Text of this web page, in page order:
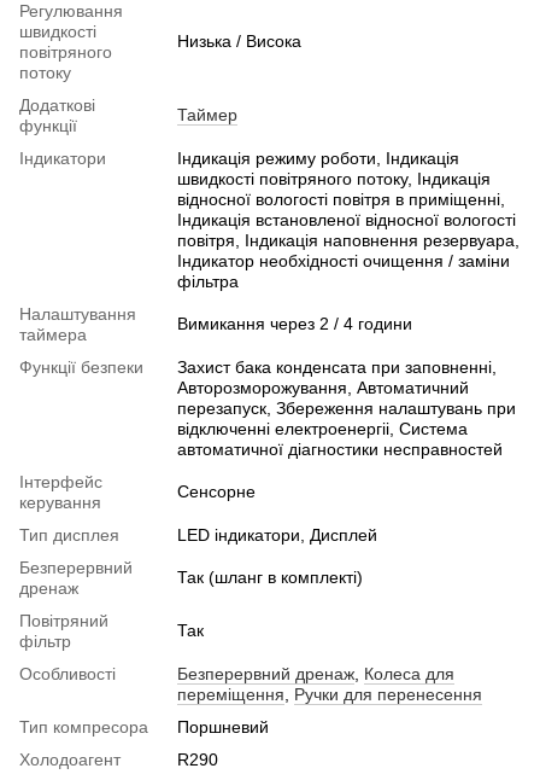
Регулювання
швидкості
повітряного
потоку
Низька / Висока
Додаткові
функції
Таймер
Індикатори
Індикація режиму роботи, Індикація
швидкості повітряного потоку, Індикація
відносної вологості повітря в приміщенні,
Індикація встановленої відносної вологості
повітря, Індикація наповнення резервуара,
Індикатор необхідності очищення / заміни
фільтра
Налаштування
таймера
Вимикання через 2 / 4 години
Функції безпеки
Захист бака конденсата при заповненні,
Авторозморожування, Автоматичний
перезапуск, Збереження налаштувань при
відключенні електроенергіі, Система
автоматичної діагностики несправностей
Інтерфейс
керування
Сенсорне
Тип дисплея
LED індикатори, Дисплей
Безперервний
дренаж
Так (шланг в комплекті)
Повітряний
фільтр
Так
Особливості Безперервний дренаж Колеса для
переміщення
Ручки для перенесення
Тип компресора
Поршневий
Холодоагент
R290